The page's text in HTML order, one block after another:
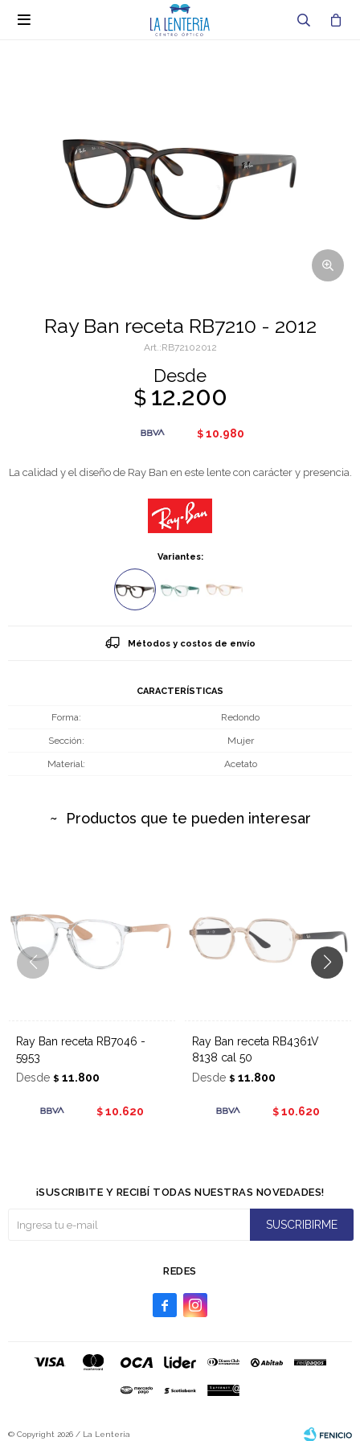

Ray Ban receta RB7210 - 2012
RB72102012
Desde
$ 12.200
$ 10.980
La calidad y el diseño de Ray Ban en este lente con carácter y presencia.
Variantes:
Métodos y costos de envío
CARACTERÍSTICAS
Forma Redondo
Sección Mujer
Material Acetato
Productos que te pueden interesar
Ray Ban receta RB7046 -
5953
Desde $ 11.800
$ 10.620
Ray Ban receta RB4361V
8138 cal 50
Desde $ 11.800
$ 10.620
REDES
 
¡SUSCRIBITE Y RECIBÍ TODAS NUESTRAS NOVEDADES!
SUSCRIBIRME
© Copyright 2026 / La Lenteria